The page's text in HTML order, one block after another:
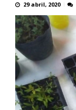
29 abril, 2020